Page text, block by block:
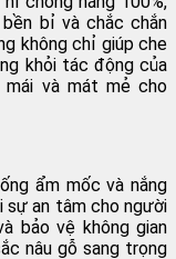
bỉ và chắc chắn
không chỉ giúp che
khỏi tác động của
và mát mẻ cho
ẩm mốc và nắng
sự an tâm cho người
bảo vệ không gian
nâu gỗ sang trọng